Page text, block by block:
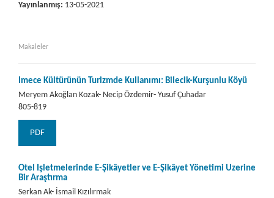
Yayınlanmış: 13-05-2021
Makaleler
İmece Kültürünün Turizmde Kullanımı: Bilecik-Kurşunlu Köyü
Meryem Akoğlan Kozak- Necip Özdemir- Yusuf Çuhadar
805-819
PDF
Otel İşletmelerinde E-Şikâyetler ve E-Şikâyet Yönetimi Üzerine
Bir Araştırma
Serkan Ak- İsmail Kızılırmak